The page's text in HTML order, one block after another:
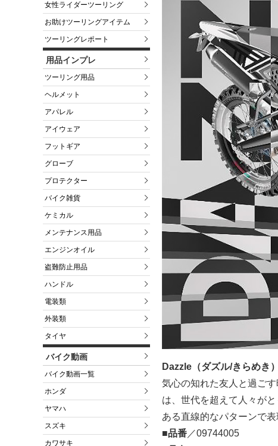
女性ライダーツーリング
お助けツーリングアイテム
ツーリングレポート
用品インプレ
ツーリング用品
ヘルメット
アパレル
アイウェア
フットギア
グローブ
プロテクター
バイク雑貨
ケミカル
メンテナンス用品
エンジンオイル
盗難防止用品
ハンドル
電装類
外装類
タイヤ
バイク動画
バイク動画一覧
ホンダ
ヤマハ
スズキ
カワサキ
Dazzle（ダズル/きらめき）
気心の知れた友人と過ご
は、世代を超えて人々が
ある直線的なパターンで表
■品番 ／09744005